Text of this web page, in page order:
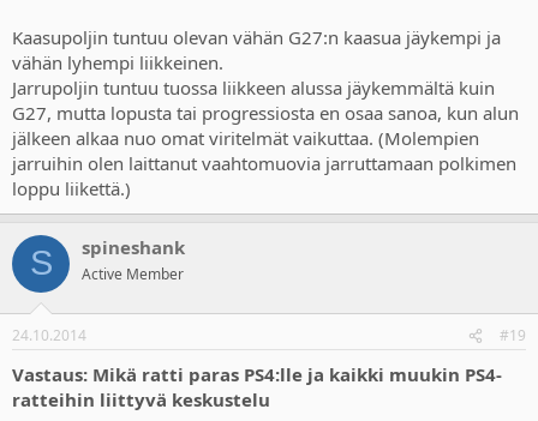
Kaasupoljin tuntuu olevan vähän G27:n kaasua jäykempi ja
vähän lyhempi liikkeinen.
Jarrupoljin tuntuu tuossa liikkeen alussa jäykemmältä kuin
G27, mutta lopusta tai progressiosta en osaa sanoa, kun alun
jälkeen alkaa nuo omat viritelmät vaikuttaa. (Molempien
jarruihin olen laittanut vaahtomuovia jarruttamaan polkimen
loppu liikettä.)
S spineshank
Active Member
24.10.2014 #19
Vastaus: Mikä ratti paras PS4:lle ja kaikki muukin PS4-
ratteihin liittyvä keskustelu